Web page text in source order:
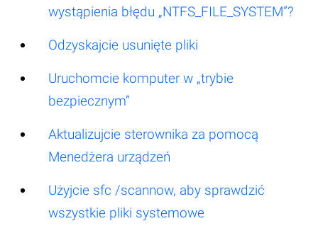
wystąpienia błędu „NTFS_FILE_SYSTEM”?
Odzyskajcie usunięte pliki
Uruchomcie komputer w „trybie
bezpiecznym”
Aktualizujcie sterownika za pomocą
Menedżera urządzeń
Użyjcie sfc /scannow, aby sprawdzić
wszystkie pliki systemowe